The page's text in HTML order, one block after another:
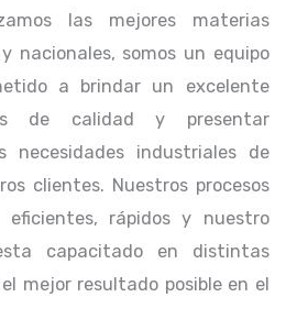
las mejores materias
nacionales, somos un equipo
a brindar un excelente
de calidad y presentar
necesidades industriales de
clientes. Nuestros procesos
eficientes, rápidos y nuestro
capacitado en distintas
mejor resultado posible en el